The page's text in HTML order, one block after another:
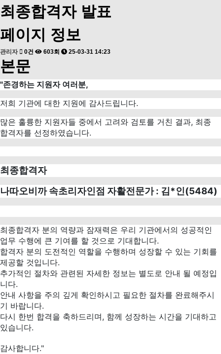
최종합격자 발표
페이지 정보
관리자 0건 603회 25-03-31 14:23
본문
"존경하는 지원자 여러분,
저희 기관에 대한 지원에 감사드립니다.
많은 훌륭한 지원자들 중에서 고려와 검토를 거친 결과, 최종
합격자를 선정하였습니다.
최종합격자
나따오비까 속초리자인점 자활전문가 : 김*인(5484)
최종합격자 분의 역량과 잠재력은 우리 기관에서의 성공적인
업무 수행에 큰 기여를 할 것으로 기대합니다.
합격자 분의 도전적인 역할을 수행하며 성장할 수 있는 기회를
제공할 것입니다.
추가적인 절차와 관련된 자세한 정보는 별도로 안내 될 예정입
니다.
안내 사항을 주의 깊게 확인하시고 필요한 절차를 완료해주시
기 바랍니다.
다시 한번 합격을 축하드리며, 함께 성장하는 시간을 기대하고
있습니다.
감사합니다."